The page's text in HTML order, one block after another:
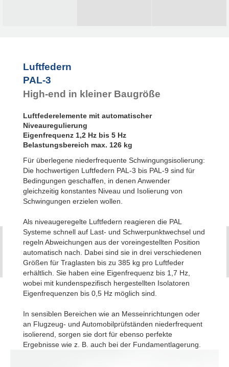
Luftfedern
PAL-3
High-end in kleiner Baugröße
Luftfederelemente mit automatischer
Niveauregulierung
Eigenfrequenz 1,2 Hz bis 5 Hz
Belastungsbereich max. 126 kg
Für überlegene niederfrequente Schwingungsisolierung:
Die hochwertigen Luftfedern PAL-3 bis PAL-9 sind für
Bedingungen geschaffen, in denen Anwender
gleichzeitig konstantes Niveau und Isolierung von
Schwingungen erzielen wollen.
Als niveaugeregelte Luftfedern reagieren die PAL
Systeme schnell auf Last- und Schwerpunktwechsel und
regeln Abweichungen aus der voreingestellten Position
automatisch nach. Dabei sind sie in drei verschiedenen
Größen für Traglasten bis zu 385 kg pro Luftfeder
erhältlich. Sie haben eine Eigenfrequenz bis 1,7 Hz,
wobei mit kundenspezifisch hergestellten Isolatoren
Eigenfrequenzen bis 0,5 Hz möglich sind.
In sensiblen Bereichen wie an Messeinrichtungen oder
an Flugzeug- und Automobilprüfständen niederfrequent
isolierend, sorgen sie dort für ebenso perfekte
Ergebnisse wie z. B. auch bei der Fundamentlagerung.